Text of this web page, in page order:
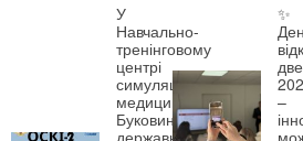
У
Навчально-
тренінговому
центрі
симуляційної
медицини
Буковинського
державного
✨
–